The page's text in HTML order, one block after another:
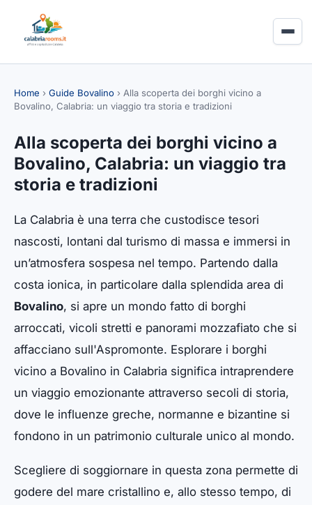
Home › Guide Bovalino › Alla scoperta dei borghi vicino a
Bovalino, Calabria: un viaggio tra storia e tradizioni
Alla scoperta dei borghi vicino a
Bovalino, Calabria: un viaggio tra
storia e tradizioni
La Calabria è una terra che custodisce tesori
nascosti, lontani dal turismo di massa e immersi in
un’atmosfera sospesa nel tempo. Partendo dalla
costa ionica, in particolare dalla splendida area di
Bovalino, si apre un mondo fatto di borghi
arroccati, vicoli stretti e panorami mozzafiato che si
affacciano sull'Aspromonte. Esplorare i borghi
vicino a Bovalino in Calabria significa intraprendere
un viaggio emozionante attraverso secoli di storia,
dove le influenze greche, normanne e bizantine si
fondono in un patrimonio culturale unico al mondo.
Scegliere di soggiornare in questa zona permette di
godere del mare cristallino e, allo stesso tempo, di